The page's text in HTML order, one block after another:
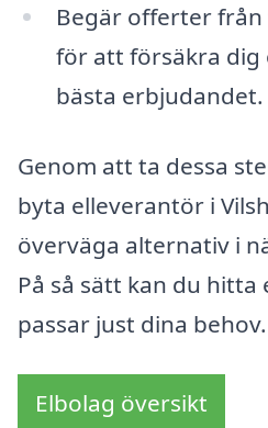
Begär offerter
för att försäkra
bästa erbjudandet.
Genom att ta dessa
byta elleverantör i
överväga alternativ i
På så sätt kan du
passar just dina behov.
Elbolag översikt